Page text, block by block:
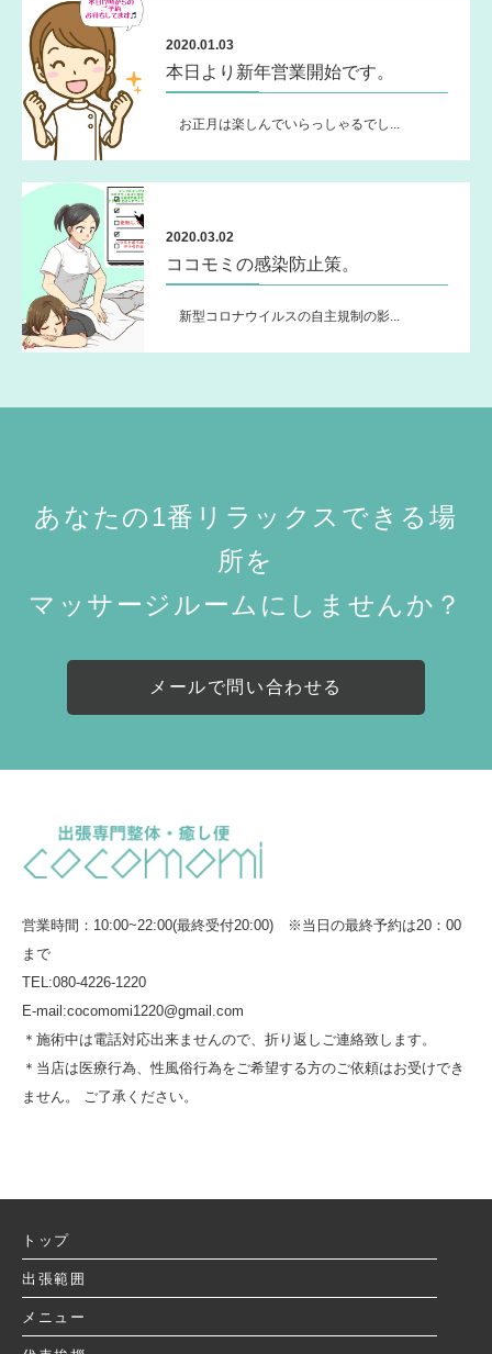
2020.01.03
本日より新年営業開始です。
お正月は楽しんでいらっしゃるでし...
2020.03.02
ココモミの感染防止策。
新型コロナウイルスの自主規制の影...
あなたの1番リラックスできる場
所を
マッサージルームにしませんか？
メールで問い合わせる
営業時間：10:00~22:00(最終受付20:00) ※当日の最終予約は20：00
まで
TEL:080-4226-1220
E-mail:cocomomi1220@gmail.com
＊施術中は電話対応出来ませんので、折り返しご連絡致します。
＊当店は医療行為、性風俗行為をご希望する方のご依頼はお受けでき
ません。 ご了承ください。
トップ
出張範囲
メニュー